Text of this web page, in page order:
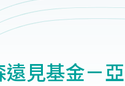
見基金－